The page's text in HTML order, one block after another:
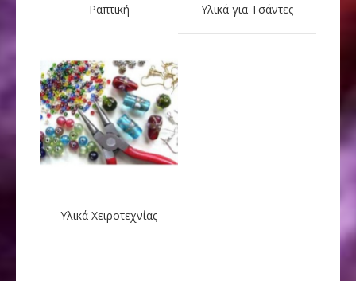
Ραπτική Υλικά για Τσάντες
Υλικά Χειροτεχνίας